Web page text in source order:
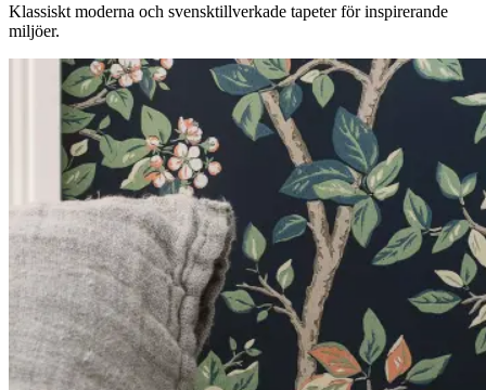
Klassiskt moderna och svensktillverkade tapeter för inspirerande
miljöer.